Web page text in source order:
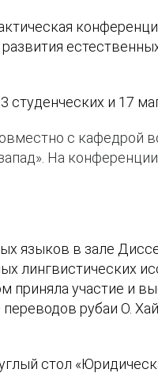
и 17
с кафедрой
На
языков в зале
лингвистических
приняла участие и
рубаи О.
стол